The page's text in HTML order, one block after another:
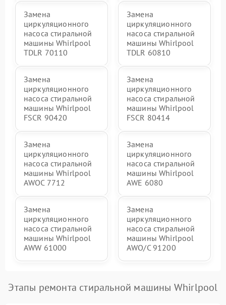
Замена
циркуляционного
насоса стиральной
машины Whirlpool
TDLR 70110
Замена
циркуляционного
насоса стиральной
машины Whirlpool
TDLR 60810
Замена
циркуляционного
насоса стиральной
машины Whirlpool
FSCR 90420
Замена
циркуляционного
насоса стиральной
машины Whirlpool
FSCR 80414
Замена
циркуляционного
насоса стиральной
машины Whirlpool
AWOC 7712
Замена
циркуляционного
насоса стиральной
машины Whirlpool
AWE 6080
Замена
циркуляционного
насоса стиральной
машины Whirlpool
AWW 61000
Замена
циркуляционного
насоса стиральной
машины Whirlpool
AWO/C 91200
Этапы ремонта стиральной машины Whirlpool